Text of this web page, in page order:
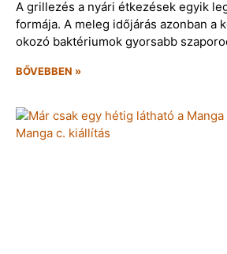
A grillezés a nyári étkezések egyik
formája. A meleg időjárás azonban a
okozó baktériumok gyorsabb
BŐVEBBEN »